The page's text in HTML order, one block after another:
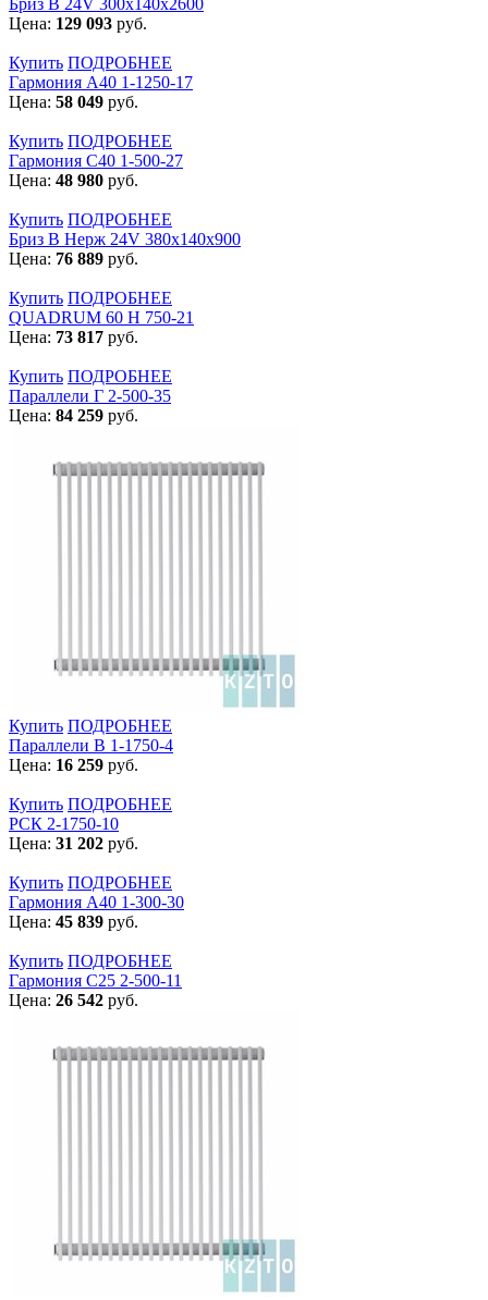
Бриз В 24V 300x140x2600
Цена: 129 093 руб.
Купить ПОДРОБНЕЕ
Гармония А40 1-1250-17
Цена: 58 049 руб.
Купить ПОДРОБНЕЕ
Гармония С40 1-500-27
Цена: 48 980 руб.
Купить ПОДРОБНЕЕ
Бриз В Нерж 24V 380x140x900
Цена: 76 889 руб.
Купить ПОДРОБНЕЕ
QUADRUM 60 H 750-21
Цена: 73 817 руб.
Купить ПОДРОБНЕЕ
Параллели Г 2-500-35
Цена: 84 259 руб.
Купить ПОДРОБНЕЕ
Параллели В 1-1750-4
Цена: 16 259 руб.
Купить ПОДРОБНЕЕ
РСК 2-1750-10
Цена: 31 202 руб.
Купить ПОДРОБНЕЕ
Гармония А40 1-300-30
Цена: 45 839 руб.
Купить ПОДРОБНЕЕ
Гармония С25 2-500-11
Цена: 26 542 руб.